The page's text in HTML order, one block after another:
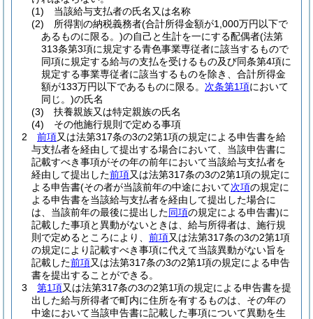
(1)
当該給与支払者の氏名又は名称
(2)
所得割の納税義務者(合計所得金額が1,000万円以下で
あるものに限る。)の自己と生計を一にする配偶者(法第
313条第3項に規定する青色事業専従者に該当するもので
同項に規定する給与の支払を受けるもの及び同条第4項に
規定する事業専従者に該当するものを除き、合計所得金
額が133万円以下であるものに限る。 次条第1項において
同じ。)の氏名
(3)
扶養親族又は特定親族の氏名
(4)
その他施行規則で定める事項
2
前項又は法第317条の3の2第1項の規定による申告書を給
与支払者を経由して提出する場合において、当該申告書に
記載すべき事項がその年の前年において当該給与支払者を
経由して提出した前項又は法第317条の3の2第1項の規定に
よる申告書(その者が当該前年の中途において次項の規定に
よる申告書を当該給与支払者を経由して提出した場合に
は、当該前年の最後に提出した同項の規定による申告書)に
記載した事項と異動がないときは、給与所得者は、施行規
則で定めるところにより、 前項又は法第317条の3の2第1項
の規定により記載すべき事項に代えて当該異動がない旨を
記載した前項又は法第317条の3の2第1項の規定による申告
書を提出することができる。
3
第1項又は法第317条の3の2第1項の規定による申告書を提
出した給与所得者で町内に住所を有するものは、その年の
中途において当該申告書に記載した事項について異動を生